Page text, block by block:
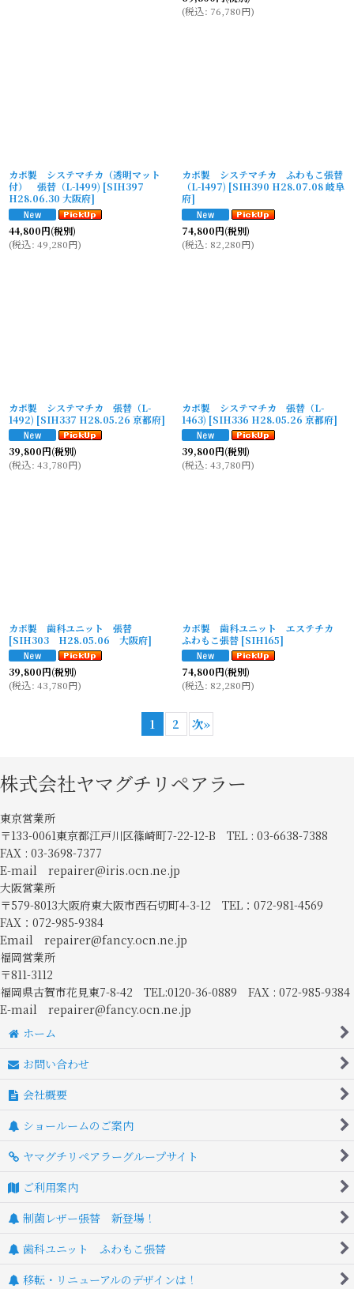
(税込: 76,780円)
カボ製 システマチカ（透明マット
付） 張替（L-1499) [SIH397
H28.06.30 大阪府]
44,800円(税別)
(税込: 49,280円)
カボ製 システマチカ ふわもこ張替
（L-1497) [SIH390 H28.07.08 岐阜
府]
74,800円(税別)
(税込: 82,280円)
カボ製 システマチカ 張替（L-
1492) [SIH337 H28.05.26 京都府]
39,800円(税別)
(税込: 43,780円)
カボ製 システマチカ 張替（L-
1463) [SIH336 H28.05.26 京都府]
39,800円(税別)
(税込: 43,780円)
カボ製 歯科ユニット 張替
[SIH303 H28.05.06 大阪府]
39,800円(税別)
(税込: 43,780円)
カボ製 歯科ユニット エステチカ
ふわもこ張替 [SIH165]
74,800円(税別)
(税込: 82,280円)
1 2 次»
株式会社ヤマグチリペアラー
東京営業所
〒133-0061東京都江戸川区篠崎町7-22-12-B TEL : 03-6638-7388
FAX : 03-3698-7377
E-mail repairer@iris.ocn.ne.jp
大阪営業所
〒579-8013大阪府東大阪市西石切町4-3-12 TEL：072-981-4569
FAX：072-985-9384
Email repairer@fancy.ocn.ne.jp
福岡営業所
〒811-3112
福岡県古賀市花見東7-8-42 TEL:0120-36-0889 FAX : 072-985-9384
E-mail repairer@fancy.ocn.ne.jp
ホーム
お問い合わせ
会社概要
ショールームのご案内
ヤマグチリペアラーグループサイト
ご利用案内
制菌レザー張替 新登場！
歯科ユニット ふわもこ張替
移転・リニューアルのデザインは！